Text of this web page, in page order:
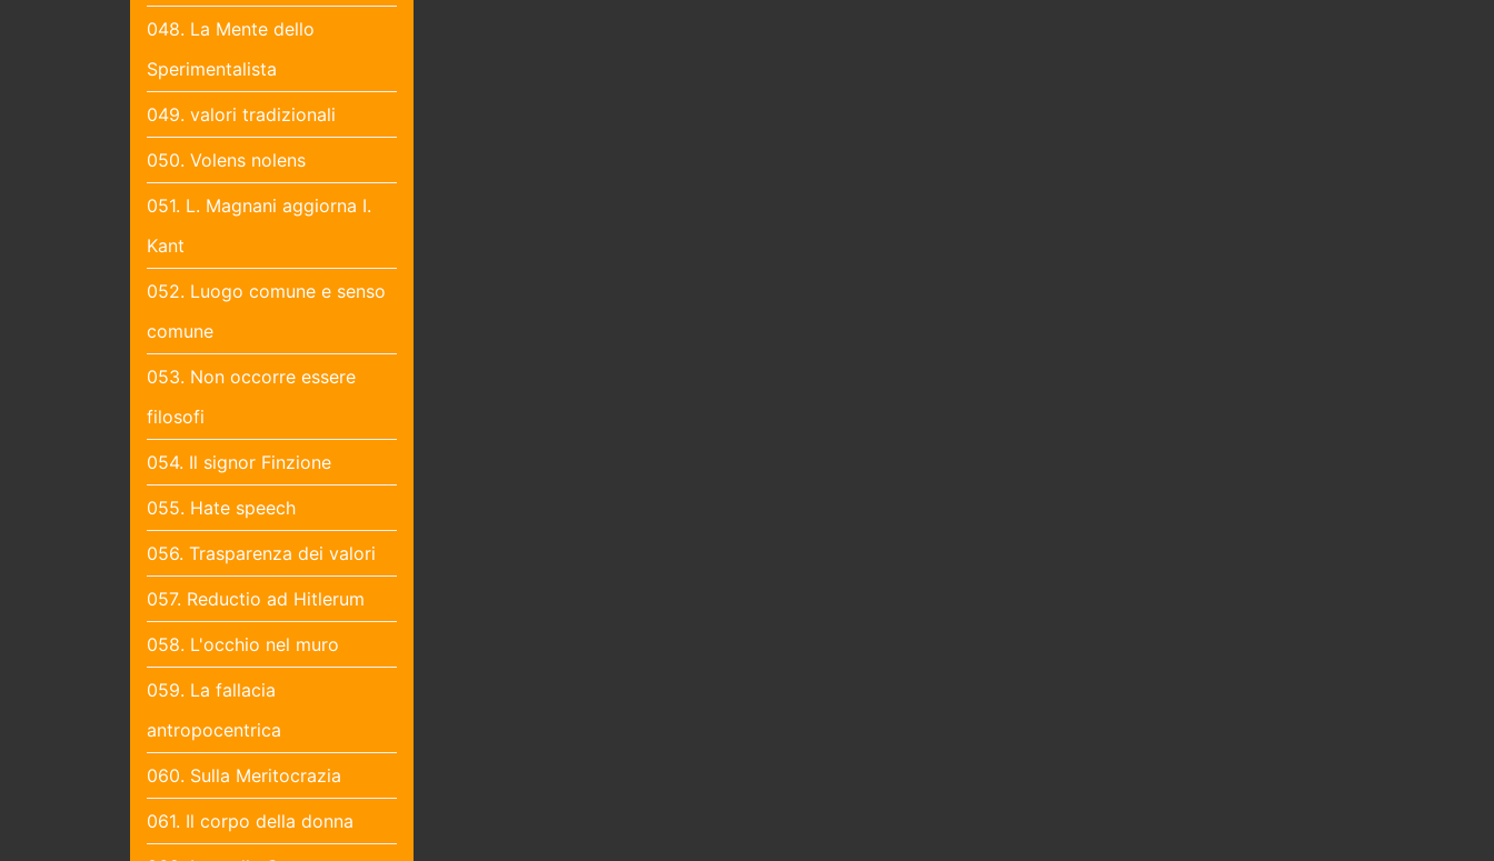
048. La Mente dello
Sperimentalista
049. valori tradizionali
050. Volens nolens
051. L. Magnani aggiorna I.
Kant
052. Luogo comune e senso
comune
053. Non occorre essere
filosofi
054. Il signor Finzione
055. Hate speech
056. Trasparenza dei valori
057. Reductio ad Hitlerum
058. L'occhio nel muro
059. La fallacia
antropocentrica
060. Sulla Meritocrazia
061. Il corpo della donna